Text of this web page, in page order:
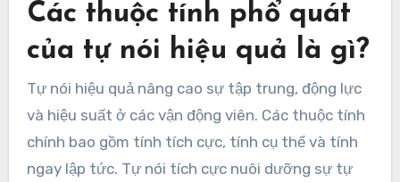
Các thuộc tính phổ quát
của tự nói hiệu quả là gì?
Tự nói hiệu quả nâng cao sự tập trung, động lực
và hiệu suất ở các vận động viên. Các thuộc tính
chính bao gồm tính tích cực, tính cụ thể và tính
ngay lập tức. Tự nói tích cực nuôi dưỡng sự tự